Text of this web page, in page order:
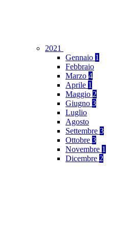
2021
Gennaio 1
Febbraio
Marzo 4
Aprile 1
Maggio 2
Giugno 3
Luglio
Agosto
Settembre 3
Ottobre 3
Novembre 1
Dicembre 2